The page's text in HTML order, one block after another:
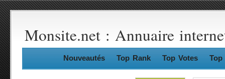
Monsite.net : Annuaire
Nouveautés Top Rank Top Votes Top